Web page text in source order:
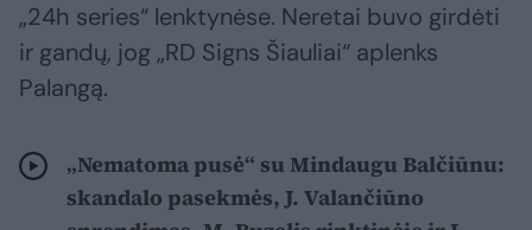
„24h series“ lenktynėse. Neretai buvo girdėti
ir gandų, jog „RD Signs Šiauliai“ aplenks
Palangą.
„Nematoma pusė“ su Mindaugu Balčiūnu:
skandalo pasekmės, J. Valančiūno